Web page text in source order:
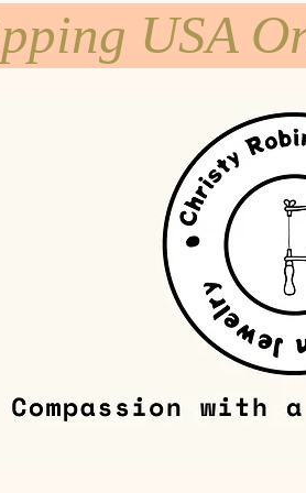
USA